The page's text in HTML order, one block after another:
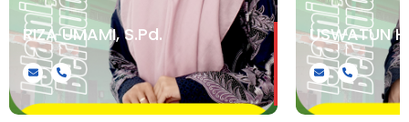
RIZA UMAMI, S.Pd.
.
USWATUN
.